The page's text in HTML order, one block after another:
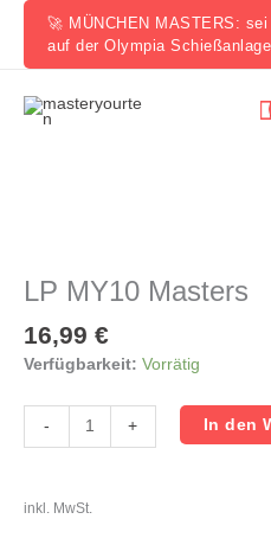
springen
🚀 MÜNCHEN MASTERS:
auf der Olympia
LP MY10 Masters
16,99 €
Verfügbarkeit: Vorrätig
-
Masters
Menge
+ In den
inkl. MwSt.